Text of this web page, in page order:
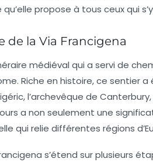
propose à tous ceux qui
de la Via Francigena
médiéval qui a servi de
Riche en histoire, ce sentier
l’archevêque de
a non seulement une
qui relie différentes régions
s’étend sur plusieurs